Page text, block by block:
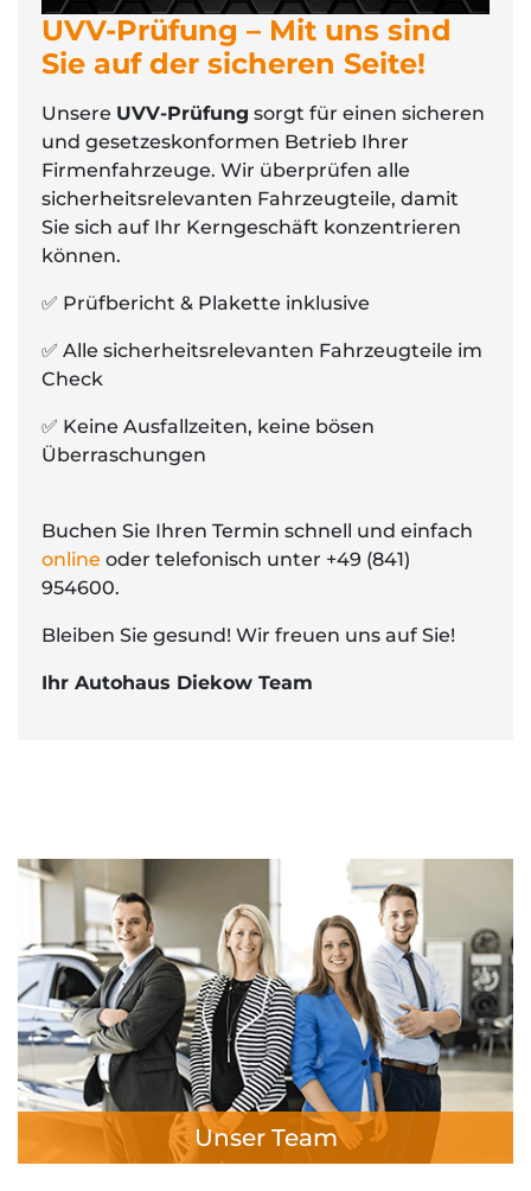
UVV-Prüfung – Mit uns sind
Sie auf der sicheren Seite!
Unsere UVV-Prüfung sorgt für einen sicheren
und gesetzeskonformen Betrieb Ihrer
Firmenfahrzeuge. Wir überprüfen alle
sicherheitsrelevanten Fahrzeugteile, damit
Sie sich auf Ihr Kerngeschäft konzentrieren
können.
✅ Prüfbericht & Plakette inklusive
✅ Alle sicherheitsrelevanten Fahrzeugteile im
Check
✅ Keine Ausfallzeiten, keine bösen
Überraschungen
Buchen Sie Ihren Termin schnell und einfach
online oder telefonisch unter +49 (841)
954600.
Bleiben Sie gesund! Wir freuen uns auf Sie!
Ihr Autohaus Diekow Team
Unser Team